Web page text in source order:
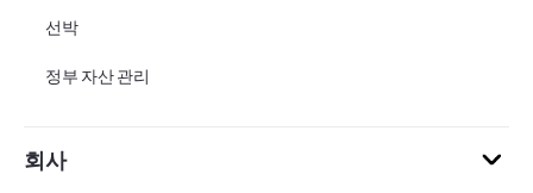
선박
정부 자산 관리
회사